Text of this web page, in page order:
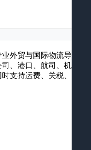
外贸与国际物流导航平
、港口、航司、机场、
支持运费、关税、海关